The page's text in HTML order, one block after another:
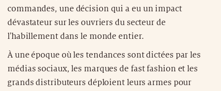
commandes, une décision qui a eu un impact
dévastateur sur les ouvriers du secteur de
l'habillement dans le monde entier.
À une époque où les tendances sont dictées par les
médias sociaux, les marques de fast fashion et les
grands distributeurs déploient leurs armes pour